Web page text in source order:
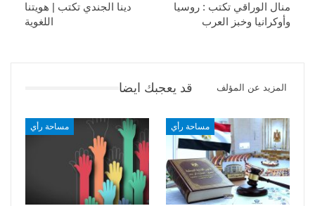
دينا الجندي تكتب | هويتنا
اللغوية
منال الوراقي تكتب : روسيا
وأوكرانيا وخبز العرب
قد يعجبك ايضا المزيد عن المؤلف
مساحة رأي مساحة رأي